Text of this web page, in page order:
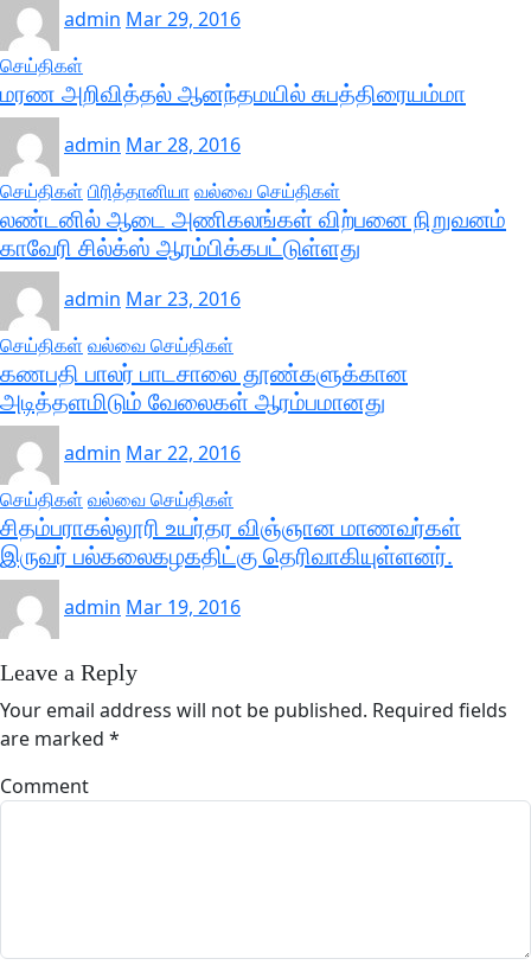
admin Mar 29, 2016
செய்திகள்
மரண அறிவித்தல் ஆனந்தமயில் சுபத்திரையம்மா
admin Mar 28, 2016
செய்திகள் பிரித்தானியாவல்வை செய்திகள்
லண்டனில் ஆடை அணிகலங்கள் விற்பனை நிறுவனம்
காவேரி சில்க்ஸ் ஆரம்பிக்கபட்டுள்ளது
admin Mar 23, 2016
செய்திகள் வல்வை செய்திகள்
கணபதி பாலர் பாடசாலை தூண்களுக்கான
அடித்தளமிடும் வேலைகள் ஆரம்பமானது
admin Mar 22, 2016
செய்திகள் வல்வை செய்திகள்
சிதம்பராகல்லூரி உயர்தர விஞ்ஞான மாணவர்கள்
இருவர் பல்கலைகழகதிட்கு தெரிவாகியுள்ளனர்.
admin Mar 19, 2016
Leave a Reply
Your email address will not be published. Required fields
are marked *
Comment